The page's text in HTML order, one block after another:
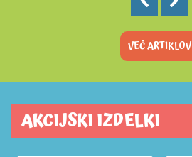
VEČ ARTIKLOV
AKCIJSKI IZDELKI